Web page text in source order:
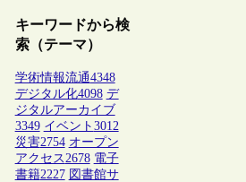
キーワードから検
索（テーマ）
学術情報流通4348
デジタル化4098 デ
ジタルアーカイブ
3349 イベント 3012
災害2754 オープン
アクセス 2678 電子
書籍2227 図書館サ